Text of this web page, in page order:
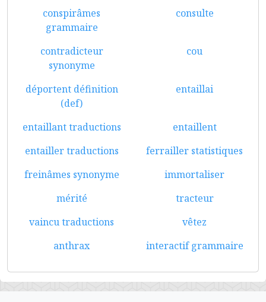
conspirâmes
grammaire
consulte
contradicteur
synonyme
cou
déportent définition
(def)
entaillai
entaillant traductions
entaillent
entailler traductions
ferrailler statistiques
freinâmes synonyme
immortaliser
mérité
tracteur
vaincu traductions
vêtez
anthrax
interactif grammaire